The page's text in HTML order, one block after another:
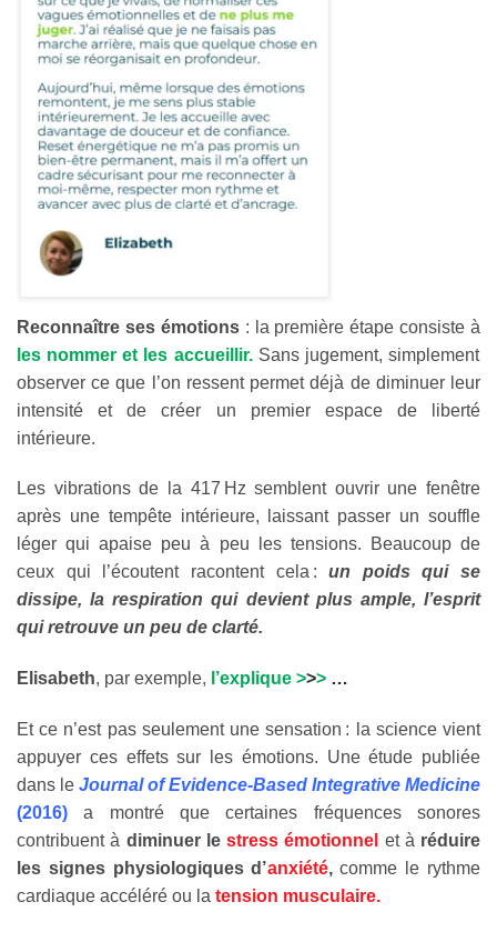
Reconnaître ses émotions: la première étape consiste à
les nommer et les accueillir.Sans jugement, simplement
observer ce que l’on ressent permet déjà de diminuer leur
intensité et de créer un premier espace de liberté
intérieure.
Les vibrations de la 417 Hz semblent ouvrir une fenêtre
après une tempête intérieure, laissant passer un souffle
léger qui apaise peu à peu les tensions. Beaucoup de
ceux qui l’écoutent racontent cela :un poids qui se
dissipe, la respiration qui devient plus ample, l’esprit
qui retrouve un peu de clarté.
Elisabeth, par exemple, l’explique >>> …
Et ce n’est pas seulement une sensation : la science vient
appuyer ces effets sur les émotions. Une étude publiée
dans le Journal of Evidence-Based Integrative Medicine
(2016) a montré que certaines fréquences sonores
contribuent à diminuer le stress émotionnel et à réduire
les signes physiologiques d’anxiété,comme le rythme
cardiaque accéléré ou la tension musculaire.